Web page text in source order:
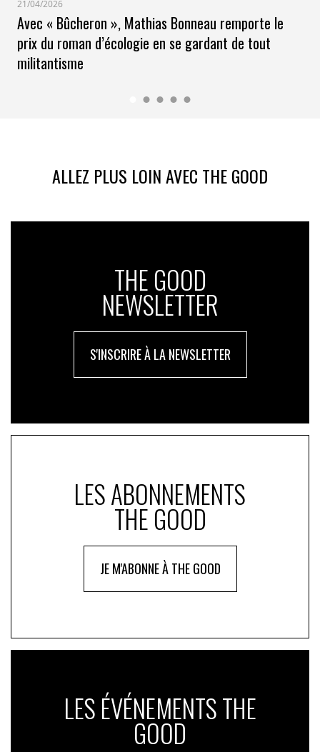
21/04/2026
Avec « Bûcheron », Mathias Bonneau remporte le
prix du roman d’écologie en se gardant de tout
militantisme
ALLEZ PLUS LOIN AVEC THE GOOD
THE GOOD
NEWSLETTER
S'INSCRIRE À LA NEWSLETTER
LES ABONNEMENTS
THE GOOD
JE M'ABONNE À THE GOOD
LES ÉVÉNEMENTS THE
GOOD